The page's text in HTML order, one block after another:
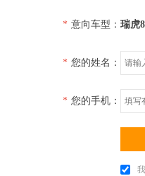
* 意向车型： 瑞虎
* 您的姓名：
* 您的手机：